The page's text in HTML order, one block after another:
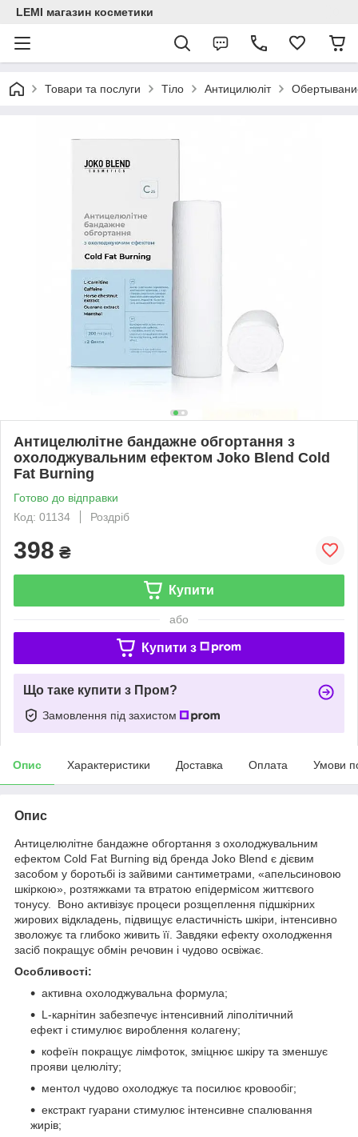
LEMI магазин косметики
Товари та послуги Тіло Антицилюліт
Антицелюлітне бандажне обгортання з
охолоджувальним ефектом Joko Blend Cold
Fat Burning
Готово до відправки
Код: 01134
Роздріб
398 ₴
Купити
або
Купити з
Що таке купити з Пром?
Замовлення під захистом
Опис Характеристики Доставка Оплата Умови
Опис
Антицелюлітне бандажне обгортання з охолоджувальним
ефектом Cold Fat Burning від бренда Joko Blend є дієвим
засобом у боротьбі із зайвими сантиметрами, «апельсиновою
шкіркою», розтяжками та втратою епідермісом життєвого
тонусу. Воно активізує процеси розщеплення підшкірних
жирових відкладень, підвищує еластичність шкіри, інтенсивно
зволожує та глибоко живить її. Завдяки ефекту охолодження
засіб покращує обмін речовин і чудово освіжає.
Особливості:
активна охолоджувальна формула;
L-карнітин забезпечує інтенсивний ліполітичний
ефект і стимулює вироблення колагену;
кофеїн покращує лімфоток, зміцнює шкіру та зменшує
прояви целюліту;
ментол чудово охолоджує та посилює кровообіг;
екстракт гуарани стимулює інтенсивне спалювання
жирів;